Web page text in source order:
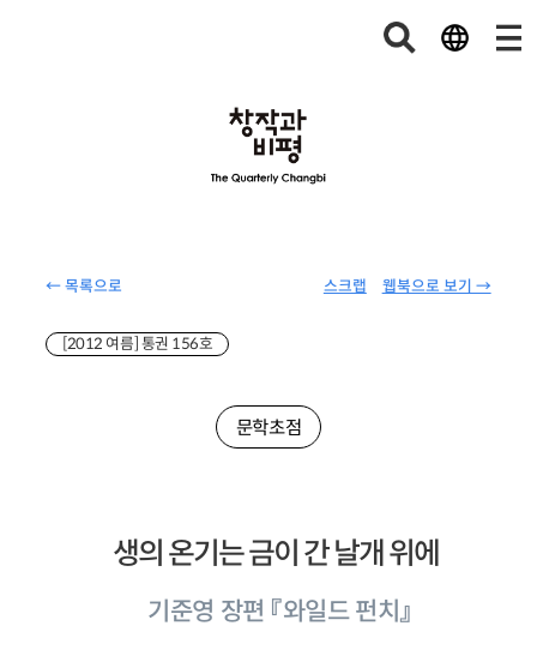
← 목록으로 웹북으로 보기 →
스크랩
[2012 여름] 통권 156호
문학초점
생의 온기는 금이 간 날개 위에
기준영 장편 『와일드 펀치』